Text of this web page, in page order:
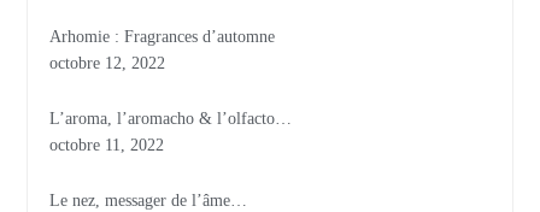
Arhomie : Fragrances d’automne
octobre 12, 2022
L’aroma, l’aromacho & l’olfacto…
octobre 11, 2022
Le nez, messager de l’âme…